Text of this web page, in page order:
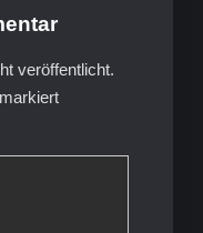
veröffentlicht.